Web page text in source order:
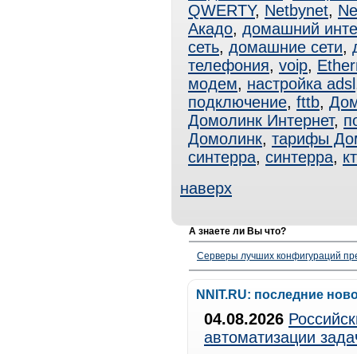
QWERTY, Netbynet,
Акадо, домашний
сеть, домашние сети,
телефония, voip,
модем, настройка adsl
подключение, fttb,
Домолинк Интернет,
Домолинк, тарифы
синтерра, синтерра,
наверх
А знаете ли Вы что?
Серверы лучших конфигураций
NNIT.RU: последние
04.08.2026
автоматизации